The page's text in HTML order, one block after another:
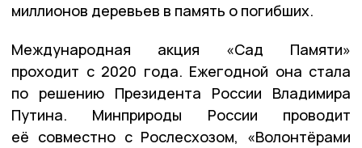
миллионов деревьев в память о погибших.
Международная акция «Сад Памяти»
проходит с 2020 года. Ежегодной она стала
по решению Президента России Владимира
Путина. Минприроды России проводит
её совместно с Рослесхозом, «Волонтёрами